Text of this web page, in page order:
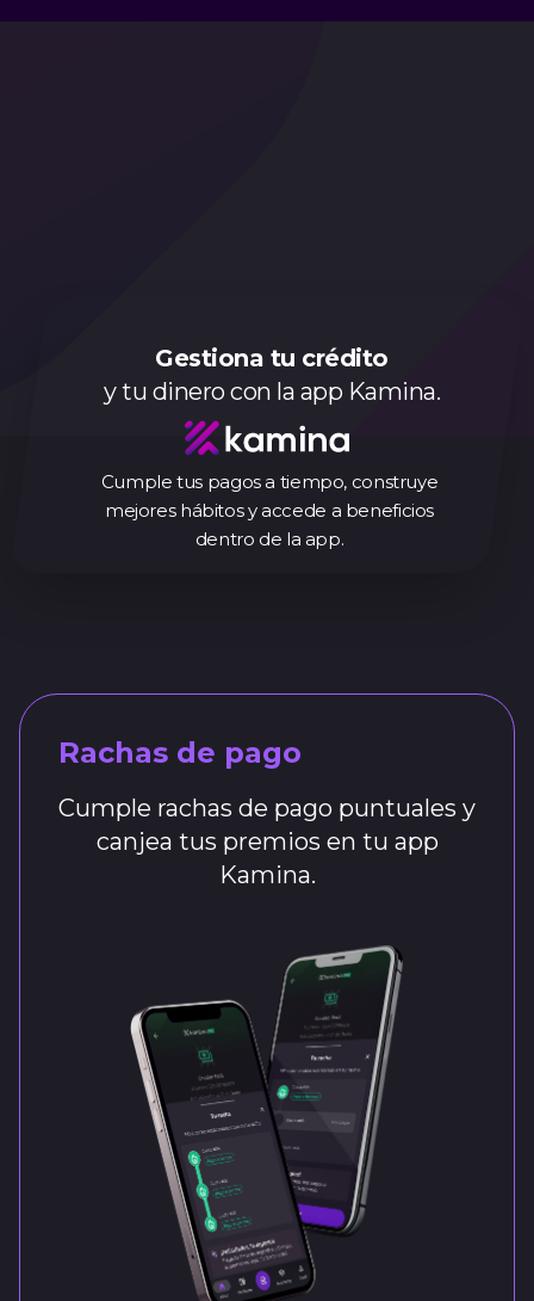
Gestiona tu crédito
y tu dinero con la app Kamina.
Cumple tus pagos a tiempo, construye
mejores hábitos y accede a beneficios
dentro de la app.
Rachas de pago
Cumple rachas de pago puntuales y
canjea tus premios en tu app
Kamina.